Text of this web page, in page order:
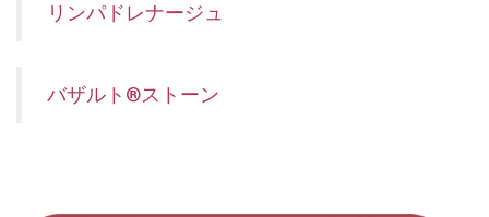
リンパドレナージュ
バザルト®ストーン